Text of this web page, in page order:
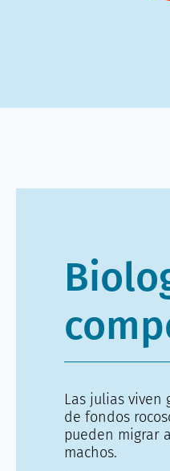
Las julias viven
de fondos
pueden migrar
machos.